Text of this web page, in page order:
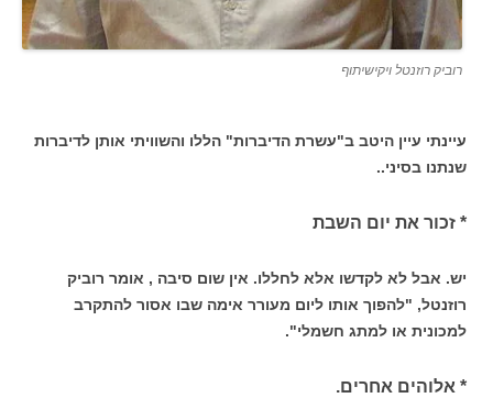
רוביק רוזנטל ויקישיתוף
עיינתי עיין היטב ב"עשרת הדיברות" הללו והשוויתי אותן לדיברות
שנתנו בסיני..
* זכור את יום השבת
יש. אבל לא לקדשו אלא לחללו. אין שום סיבה , אומר רוביק
רוזנטל, "להפוך אותו ליום מעורר אימה שבו אסור להתקרב
למכונית או למתג חשמלי".
* אלוהים אחרים.